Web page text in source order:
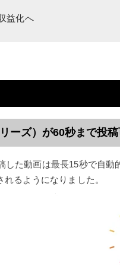
益化へ
ーズ）が60秒まで投
した動画は最長15秒で自
るようになりました。